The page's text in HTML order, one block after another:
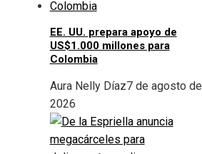
EE. UU. prepara apoyo de
US$1.000 millones para
Colombia
Aura Nelly Díaz7 de agosto de
2026